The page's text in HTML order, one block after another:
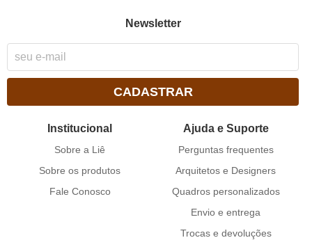
Newsletter
CADASTRAR
Institucional
Sobre a Liê
Sobre os produtos
Fale Conosco
Ajuda e Suporte
Perguntas frequentes
Arquitetos e Designers
Quadros personalizados
Envio e entrega
Trocas e devoluções